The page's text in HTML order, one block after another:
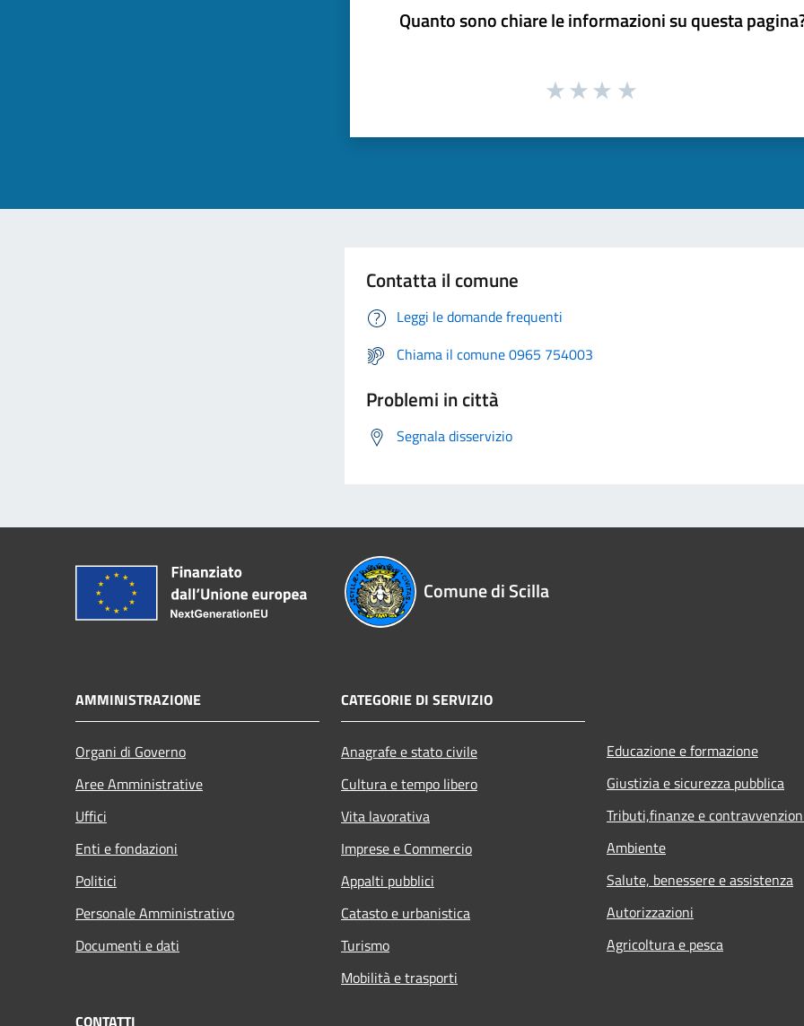
Quanto sono chiare le informazioni su questa
Contatta il comune
Leggi le domande frequenti
Chiama il comune 0965 754003
Problemi in città
Segnala disservizio
Comune di Scilla
AMMINISTRAZIONE
Organi di Governo
Aree Amministrative
Uffici
Enti e fondazioni
Politici
Personale Amministrativo
Documenti e dati
CATEGORIE DI SERVIZIO
Anagrafe e stato civile
Cultura e tempo libero
Vita lavorativa
Imprese e Commercio
Appalti pubblici
Catasto e urbanistica
Turismo
Mobilità e trasporti
Educazione e formazione
Giustizia e sicurezza pubblica
Tributi,finanze e
Ambiente
Salute, benessere e assistenza
Autorizzazioni
Agricoltura e pesca
CONTATTI